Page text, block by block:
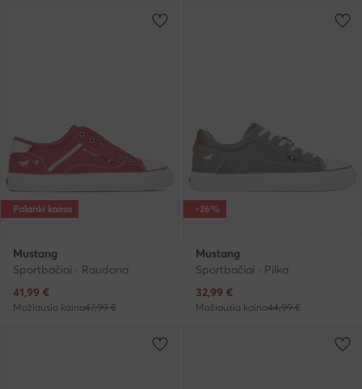
Palanki kaina
Mustang
Sportbačiai · Raudona
Dabartinė kaina
41,99 €
Mažiausia kaina47,99 €
-26%
Mustang
Sportbačiai · Pilka
Dabartinė kaina
32,99 €
Mažiausia kaina44,99 €